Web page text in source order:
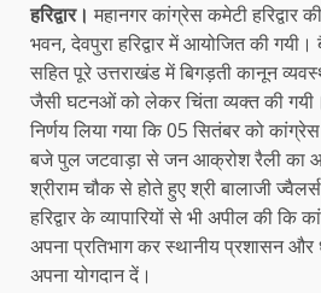
हरिद्वार। महानगर कांग्रेस कमेटी हरिद्वार
भवन, देवपुरा हरिद्वार में आयोजित की गयी।
सहित पूरे उत्तराखंड में बिगड़ती कानून
जैसी घटनओं को लेकर चिंता व्यक्त की
निर्णय लिया गया कि 05 सितंबर को
बजे पुल जटवाड़ा से जन आक्रोश रैली का
श्रीराम चौक से होते हुए श्री बालाजी
हरिद्वार के व्यापारियों से भी अपील की कि
अपना प्रतिभाग कर स्थानीय प्रशासन और
अपना योगदान दें।